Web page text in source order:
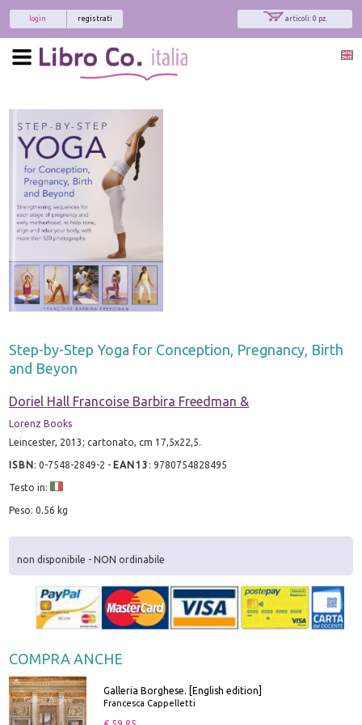
articoli: 0 pz.
registrati
login
Step-by-Step Yoga for Conception, Pregnancy, Birth
and Beyon
Doriel Hall Francoise Barbira Freedman &
Lorenz Books
Leincester, 2013; cartonato, cm 17,5x22,5.
ISBN:0-7548-2849-2 - EAN13 :9780754828495
Testo in:
Peso: 0.56 kg
non disponibile - NON ordinabile
COMPRA ANCHE
Galleria Borghese. [English edition]
Francesca Cappelletti